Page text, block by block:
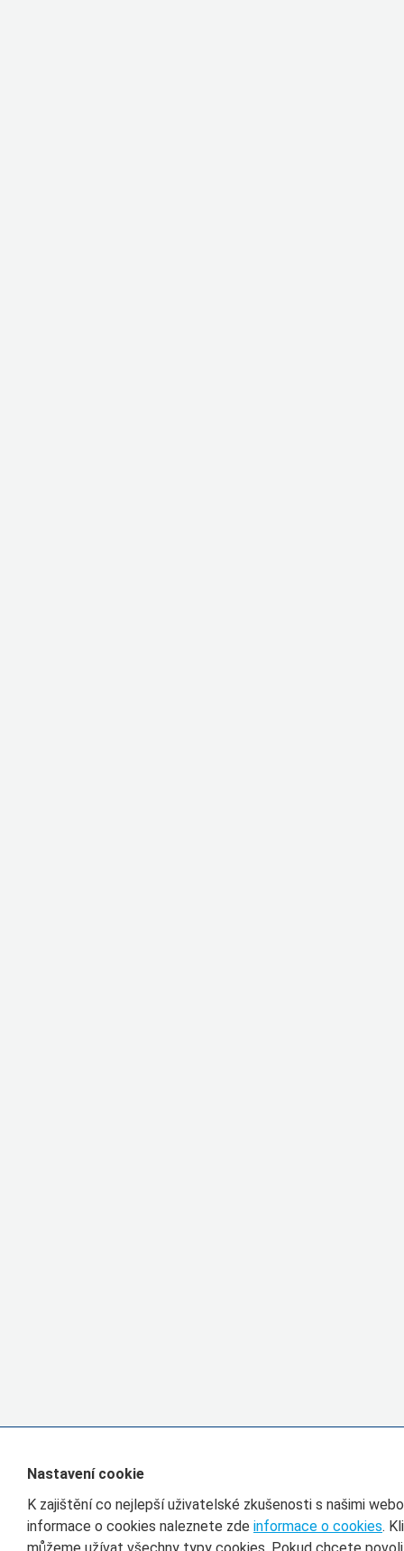
Nastavení cookie
K zajištění co nejlepší uživatelské zkušenosti s našimi
informace o cookies naleznete zde informace o cookies.